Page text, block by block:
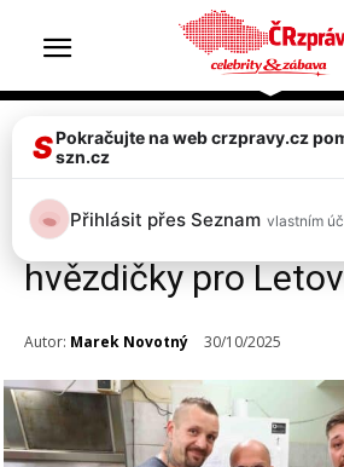
Televize & zábava
Ano, šéfe: nejlepší
Parádní proměna a
hvězdičky pro
Autor: Marek Novotný 30/10/2025
SPokračujte na web crzpravy.cz
szn.cz
Přihlásit přes Seznam vlastním